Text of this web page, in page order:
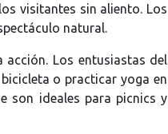
visitantes sin aliento. Los
natural.
Los entusiastas del
o practicar yoga en
son ideales para picnics y